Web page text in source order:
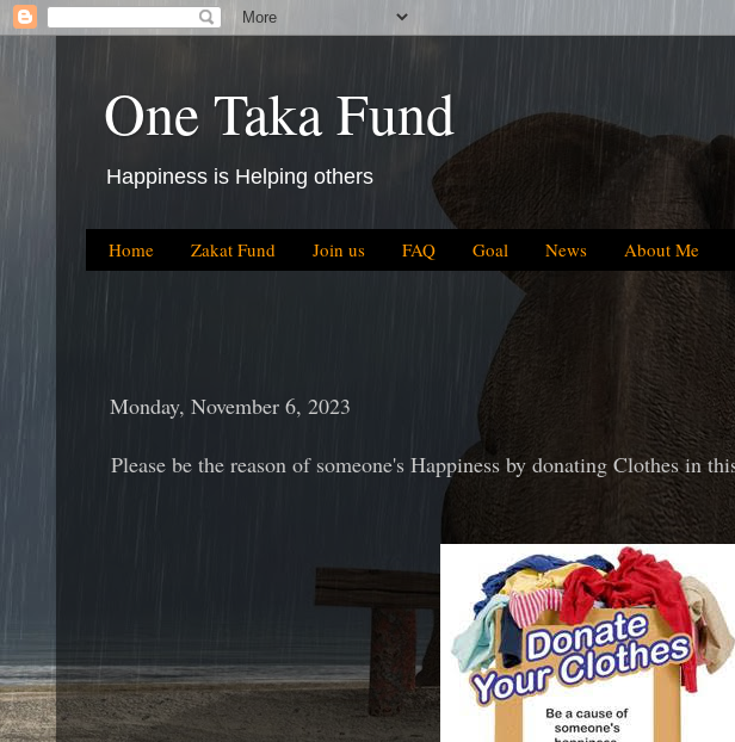
One Taka Fund
Happiness is Helping others
Home Zakat Fund Join us FAQ Goal News About Me
Monday, November 6, 2023
Please be the reason of someone's Happiness by donating Clothes in